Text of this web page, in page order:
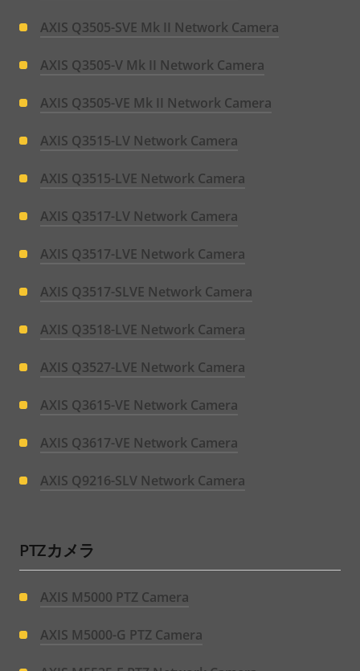
AXIS Q3505-SVE Mk II Network Camera
AXIS Q3505-V Mk II Network Camera
AXIS Q3505-VE Mk II Network Camera
AXIS Q3515-LV Network Camera
AXIS Q3515-LVE Network Camera
AXIS Q3517-LV Network Camera
AXIS Q3517-LVE Network Camera
AXIS Q3517-SLVE Network Camera
AXIS Q3518-LVE Network Camera
AXIS Q3527-LVE Network Camera
AXIS Q3615-VE Network Camera
AXIS Q3617-VE Network Camera
AXIS Q9216-SLV Network Camera
PTZカメラ
AXIS M5000 PTZ Camera
AXIS M5000-G PTZ Camera